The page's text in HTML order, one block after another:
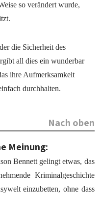
so verändert wurde,
die Sicherheit des
all dies ein wunderbar
ihre Aufmerksamkeit
durchhalten.
Nach oben
Meinung:
Bennett gelingt etwas, das
Kriminalgeschichte
einzubetten, ohne dass